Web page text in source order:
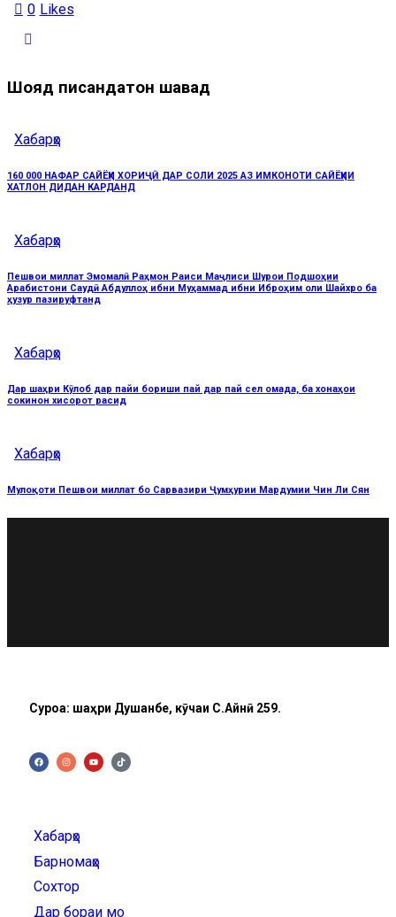
0 Likes
Шояд писандатон шавад
Хабарҳо
160 000 НАФАР САЙЁҲИ ХОРИҶӢ ДАР СОЛИ 2025 АЗ ИМКОНОТИ САЙЁҲИИ
ХАТЛОН ДИДАН КАРДАНД
Хабарҳо
Пешвои миллат Эмомалӣ Раҳмон Раиси Маҷлиси Шурои Подшоҳии
Арабистони Саудӣ Абдуллоҳ ибни Муҳаммад ибни Иброҳим оли Шайхро ба
ҳузур пазируфтанд
Хабарҳо
Дар шаҳри Кӯлоб дар пайи бориши пай дар пай сел омада, ба хонаҳои
сокинон хисорот расид
Хабарҳо
Мулоқоти Пешвои миллат бо Сарвазири Ҷумҳурии Мардумии Чин Ли Сян
Суроға: шаҳри Душанбе, кӯчаи C.Айнӣ 259.
Хабарҳо
Барномаҳо
Сохтор
Дар бораи мо